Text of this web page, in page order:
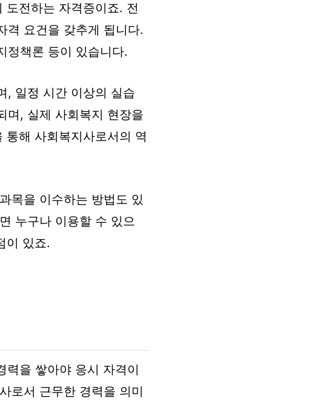
전하는 자격증이죠. 전
격 요건을 갖추게 됩니다.
정책론 등이 있습니다.
, 일정 시간 이상의 실습
며, 실제 사회복지 현장을
해 사회복지사로서의 역
목을 이수하는 방법도 있
누구나 이용할 수 있으
이 있죠.
력을 쌓아야 응시 자격이
로서 근무한 경력을 의미